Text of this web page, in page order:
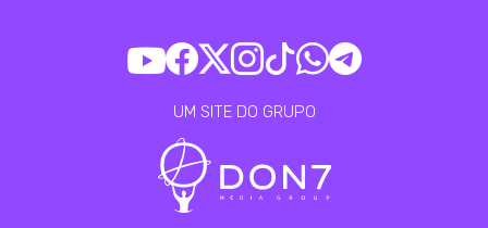
UM SITE DO GRUPO